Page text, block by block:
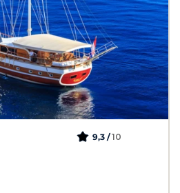
9,3 /10